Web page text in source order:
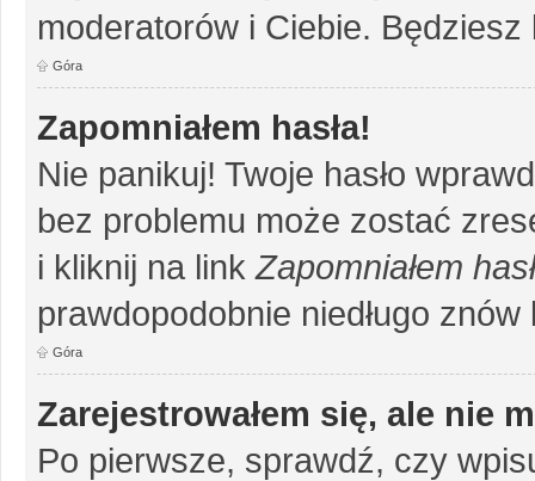
moderatorów i Ciebie.
Góra
Zapomniałem hasła!
Nie panikuj! Twoje hasło
bez problemu może zostać
i kliknij na link Zapomniałem
prawdopodobnie niedługo
Góra
Zarejestrowałem się, ale nie
Po pierwsze, sprawdź, czy